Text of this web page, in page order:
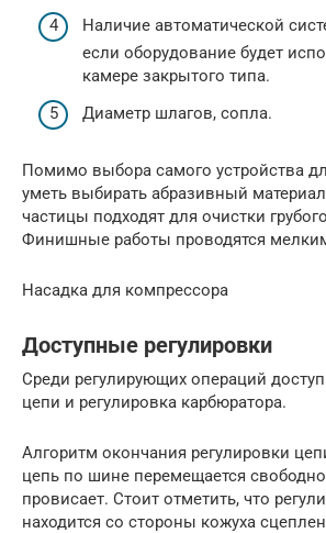
Наличие автоматической
если оборудование будет
камере закрытого типа.
Диаметр шлагов, сопла.
Помимо выбора самого устройства
уметь выбирать абразивный
частицы подходят для очистки
Финишные работы проводятся
Насадка для компрессора
Доступные регулировки
Среди регулирующих операций
цепи и регулировка карбюратора.
Алгоритм окончания регулировки
цепь по шине перемещается
провисает. Стоит отметить, что
находится со стороны кожуха